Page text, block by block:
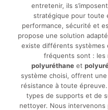
entretenir, ils
stratégique pour toute
performance, sécurité et
propose une solution
existe différents
fréquents sont : les
polyuréthane et
système choisi, offrent
résistance à toute
types de supports et de
nettoyer. Nous